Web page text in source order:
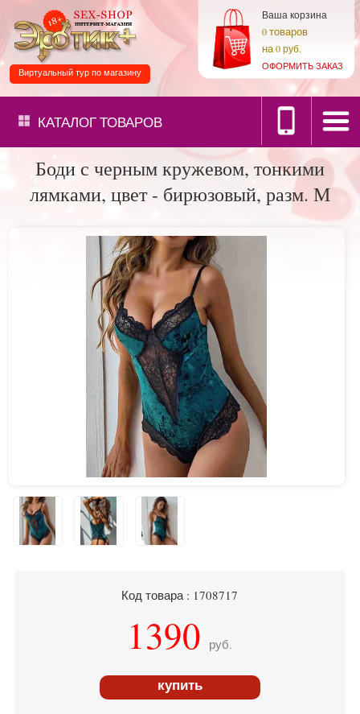
Ваша корзина
0товаров
на0 руб.
ОФОРМИТЬ ЗАКАЗ
Виртуальный тур по магазину
КАТАЛОГТОВАРОВ
Боди с черным кружевом, тонкими
лямками, цвет - бирюзовый, разм. М
Код товара : 1708717
1390 руб.
купить